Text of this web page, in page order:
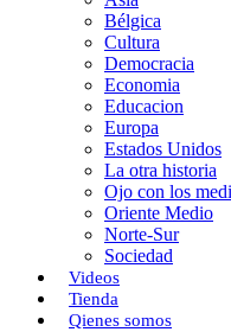
i
r
Bélgica
Cultura
Democracia
Economia
Educacion
Europa
Estados Unidos
La otra historia
Ojo con los
Oriente Medio
Norte-Sur
Sociedad
Videos
Tienda
Qienes somos